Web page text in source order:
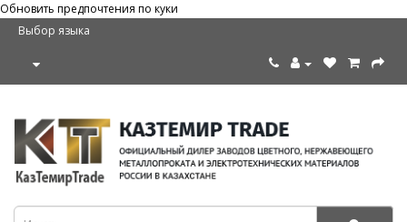
Обновить предпочтения по куки
Выбор языка